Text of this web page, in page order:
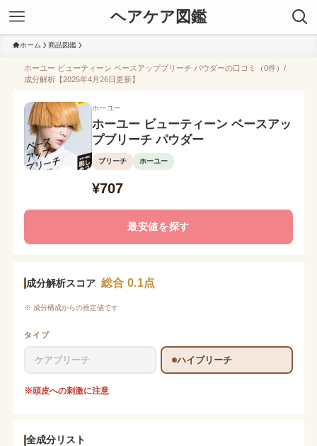
ヘアケア図鑑
ホーム 商品図鑑
ホーユー ビューティーン ベースアップブリーチ パウダーの口コミ（0件）/
成分解析【2026年4月26日更新】
ホーユー
ホーユー ビューティーン ベースアッ
プブリーチ パウダー
ブリーチ ホーユー
¥707
最安値を探す
成分解析スコア 総合 0.1点
※ 成分構成からの推定値です
タイプ
ケアブリーチ ハイブリーチ
※頭皮への刺激に注意
全成分リスト